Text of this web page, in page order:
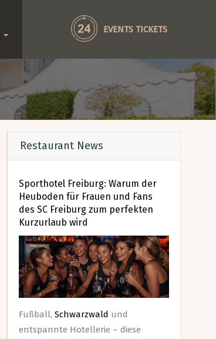
EVENTS TICKETS
Restaurant News
Sporthotel Freiburg: Warum der
Heuboden für Frauen und Fans
des SC Freiburg zum perfekten
Kurzurlaub wird
Fußball, Schwarzwald und
entspannte Hotellerie – diese